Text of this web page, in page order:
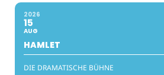
2026
15
AUG
HAMLET
DIE DRAMATISCHE BÜHNE